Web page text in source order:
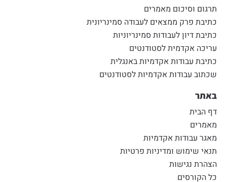
תרגום וסיכום מאמרים
כתיבת פרק ממצאים לעבודה סמינריונית
כתיבת דיון לעבודות סמינריוניות
עריכה אקדמית לסטודנטים
כתיבת עבודות אקדמיות באנגלית
שכתוב עבודות אקדמיות לסטודנטים
באתר
דף הבית
מאמרים
מאגר עבודות אקדמיות
תנאי שימוש ומדיניות פרטיות
הצהרת נגישות
כל הקורסים